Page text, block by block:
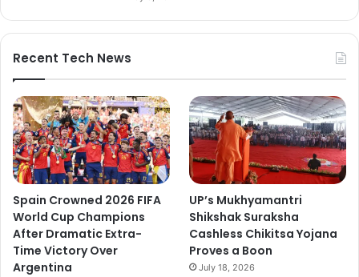
Recent Tech News
Spain Crowned 2026 FIFA
World Cup Champions
After Dramatic Extra-
Time Victory Over
Argentina
UP’s Mukhyamantri
Shikshak Suraksha
Cashless Chikitsa Yojana
Proves a Boon
July 18, 2026